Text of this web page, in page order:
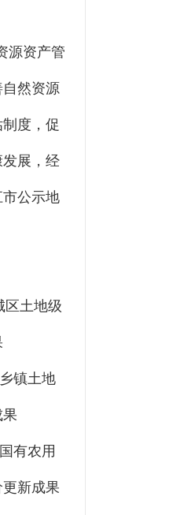
源资产管
然资源
度，促
展，经
市公示地
区土地级
镇土地
有农用
新成果